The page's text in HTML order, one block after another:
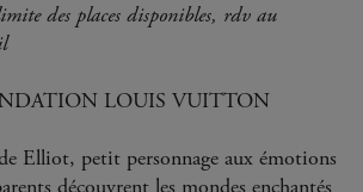
des places disponibles, rdv au
LOUIS VUITTON
Elliot, petit personnage aux émotions